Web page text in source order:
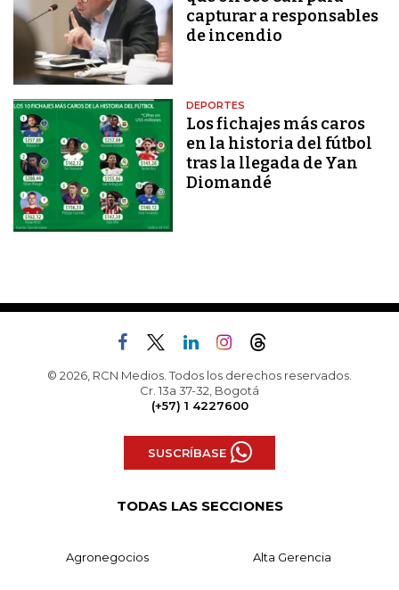
capturar a responsables
de incendio
DEPORTES
Los fichajes más caros
en la historia del fútbol
tras la llegada de Yan
Diomandé
© 2026, RCN Medios. Todos los derechos reservados.
Cr. 13a 37-32, Bogotá
(+57) 1 4227600
SUSCRÍBASE
TODAS LAS SECCIONES
Agronegocios Alta Gerencia